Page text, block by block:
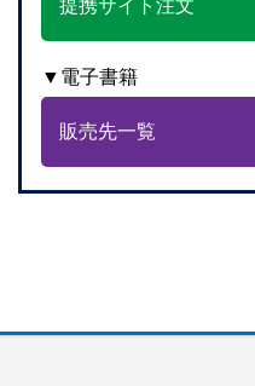
提携サイト注文
▼電子書籍
販売先一覧